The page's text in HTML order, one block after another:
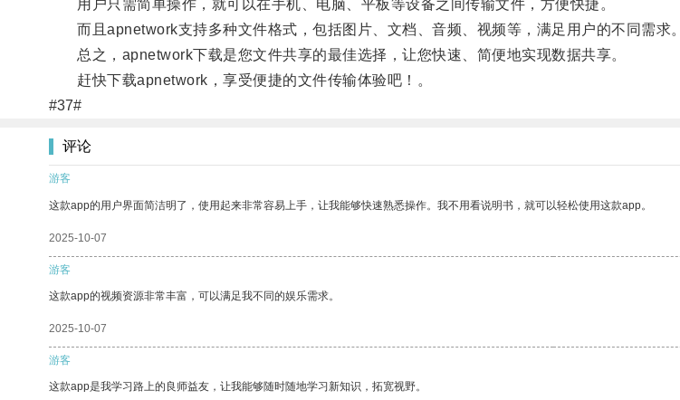
用户只需简单操作，就可以在手机、电脑、平板等设备之间传输文件，方便快捷。
而且apnetwork支持多种文件格式，包括图片、文档、音频、视频等，满足用户的不同需求。
总之，apnetwork下载是您文件共享的最佳选择，让您快速、简便地实现数据共享。
赶快下载apnetwork，享受便捷的文件传输体验吧！。
#37#
评论
游客
这款app的用户界面简洁明了，使用起来非常容易上手，让我能够快速熟悉操作。我不用看说明书，就可以轻松使用这款app。
2025-10-07
游客
这款app的视频资源非常丰富，可以满足我不同的娱乐需求。
2025-10-07
游客
这款app是我学习路上的良师益友，让我能够随时随地学习新知识，拓宽视野。